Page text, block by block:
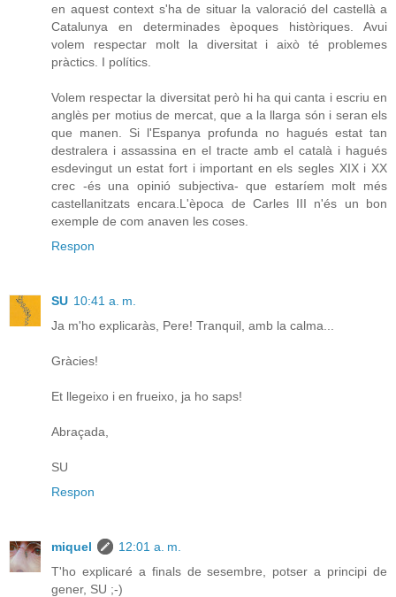
en aquest context s'ha de situar la valoració del castellà a
Catalunya en determinades èpoques històriques. Avui
volem respectar molt la diversitat i això té problemes
pràctics. I polítics.
Volem respectar la diversitat però hi ha qui canta i escriu en
anglès per motius de mercat, que a la llarga són i seran els
que manen. Si l'Espanya profunda no hagués estat tan
destralera i assassina en el tracte amb el català i hagués
esdevingut un estat fort i important en els segles XIX i XX
crec -és una opinió subjectiva- que estaríem molt més
castellanitzats encara.L'època de Carles III n'és un bon
exemple de com anaven les coses.
Respon
SU 10:41 a. m.
Ja m'ho explicaràs, Pere! Tranquil, amb la calma...
Gràcies!
Et llegeixo i en frueixo, ja ho saps!
Abraçada,
SU
Respon
miquel
12:01 a. m.
T'ho explicaré a finals de sesembre, potser a principi de
gener, SU ;-)